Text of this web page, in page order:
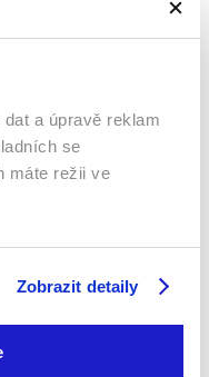
a úpravě reklam
se
máte režii ve
Zobrazit detaily
zařízeních.